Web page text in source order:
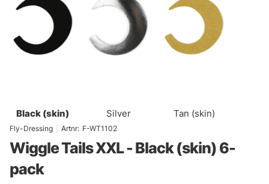
Black (skin) Silver Tan (skin)
Fly-Dressing Artnr: F-WT1102
Wiggle Tails XXL - Black (skin) 6-
pack